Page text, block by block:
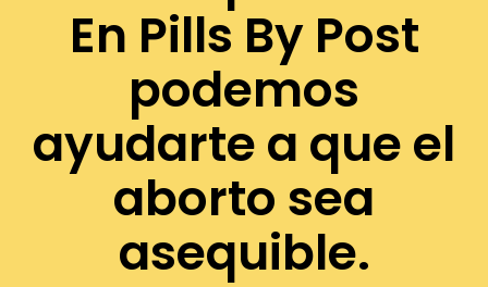
En Pills By Post
podemos
ayudarte a que el
aborto sea
asequible.